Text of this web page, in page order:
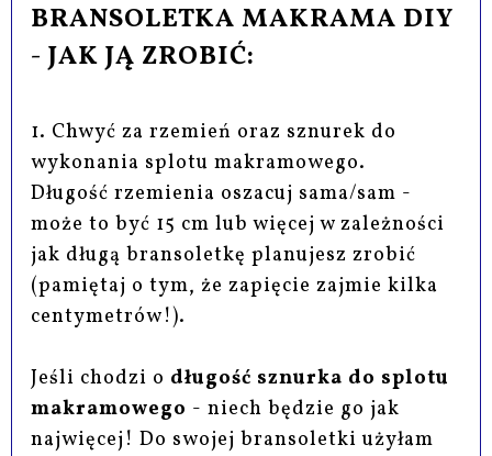
BRANSOLETKA MAKRAMA DIY
- JAK JĄ ZROBIĆ:
1. Chwyć za rzemień oraz sznurek do
wykonania splotu makramowego.
Długość rzemienia oszacuj sama/sam -
może to być 15 cm lub więcej w zależności
jak długą bransoletkę planujesz zrobić
(pamiętaj o tym, że zapięcie zajmie kilka
centymetrów!).
Jeśli chodzi o długość sznurka do splotu
makramowego - niech będzie go jak
najwięcej! Do swojej bransoletki użyłam